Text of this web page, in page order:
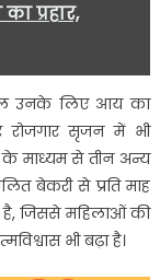
प्रहार,
उनके लिए आय का
रोजगार सृजन में भी
के माध्यम से तीन अन्य
बेकरी से प्रति माह
जिससे महिलाओं की
भी बढ़ा है।